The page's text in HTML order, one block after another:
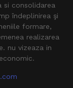
si consolidarea
îndeplinirea şi
formare,
realizarea
nu vizeaza in